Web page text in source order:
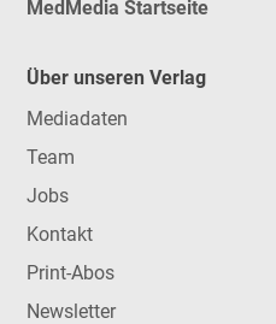
MedMedia Startseite
Über unseren Verlag
Mediadaten
Team
Jobs
Kontakt
Print-Abos
Newsletter